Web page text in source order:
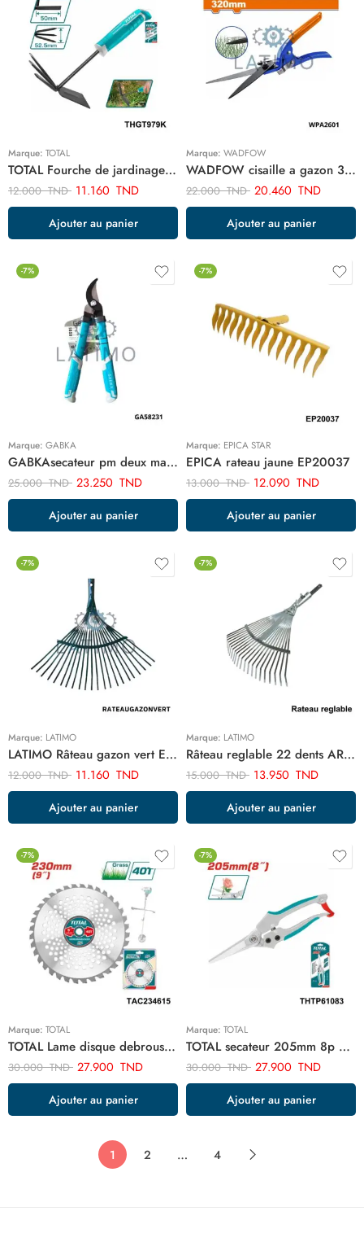
Marque: TOTAL
TOTAL Fourche de jardinage 290mm THGT979K
12.000TND 11.160 TND
Ajouter au panier
Marque: WADFOW
WADFOW cisaille a gazon 320mm WPA2601
22.000TND 20.460 TND
Ajouter au panier
-7%
Marque: GABKA
GABKAsecateur pm deux main 16″ 41cm GA58231
25.000TND 23.250 TND
Ajouter au panier
-7%
Marque: EPICA STAR
EPICA rateau jaune EP20037
13.000TND 12.090 TND
Ajouter au panier
-7%
Marque: LATIMO
LATIMO Râteau gazon vert EP20644
12.000TND 11.160 TND
Ajouter au panier
-7%
Marque: LATIMO
Râteau reglable 22 dents ART02176
15.000TND 13.950 TND
Ajouter au panier
-7%
Marque: TOTAL
TOTAL Lame disque debrousailleuse 230mm TAC234615
30.000TND 27.900 TND
Ajouter au panier
-7%
Marque: TOTAL
TOTAL secateur 205mm 8p THTP61083
30.000TND 27.900 TND
Ajouter au panier
1 2 … 4